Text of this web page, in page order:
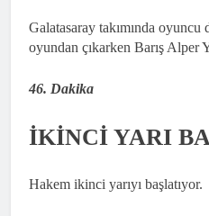
Galatasaray takımında
oyundan çıkarken Barış Alper
46. Dakika
İKİNCİ YARI
Hakem ikinci yarıyı başlatıyor.